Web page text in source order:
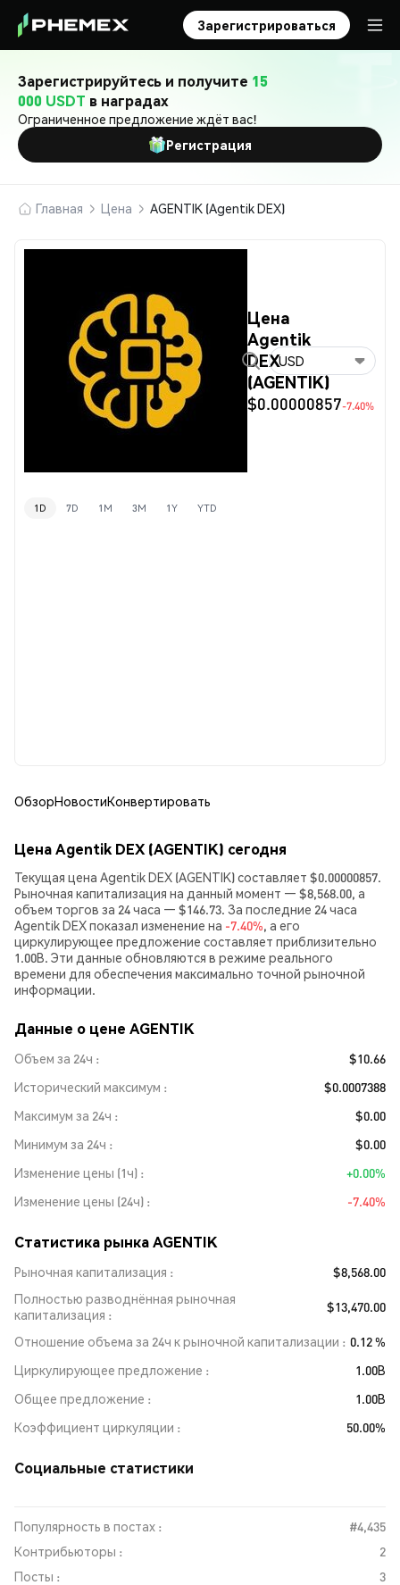
Зарегистрироваться
Зарегистрируйтесь и получите 15
000 USDT в наградах
Ограниченное предложение ждёт вас!
Регистрация
Главная Цена AGENTIK (Agentik DEX)
Цена
Agentik
DEX
(AGENTIK)
$0.00000857-7.40%
USD
1D 7D 1M 3M 1Y YTD
ОбзорНовостиКонвертировать
Цена Agentik DEX (AGENTIK) сегодня
Текущая цена Agentik DEX (AGENTIK) составляет $0.00000857.
Рыночная капитализация на данный момент — $8,568.00, а
объем торгов за 24 часа — $146.73. За последние 24 часа
Agentik DEX показал изменение на -7.40%, а его
циркулирующее предложение составляет приблизительно
1.00B. Эти данные обновляются в режиме реального
времени для обеспечения максимально точной рыночной
информации.
Данные о цене AGENTIK
Объем за 24ч
$10.66
Исторический максимум
$0.0007388
Максимум за 24ч
$0.00
Минимум за 24ч
$0.00
Изменение цены (1ч)
+0.00%
Изменение цены (24ч)
-7.40%
Статистика рынка AGENTIK
Рыночная капитализация
$8,568.00
Полностью разводнённая рыночная
капитализация
$13,470.00
Отношение объема за 24ч к рыночной капитализации
0.12 %
Циркулирующее предложение
1.00B
Общее предложение
1.00B
Коэффициент циркуляции
50.00%
Социальные статистики
Популярность в постах :
#4,435
Контрибьюторы :
2
Посты :
3